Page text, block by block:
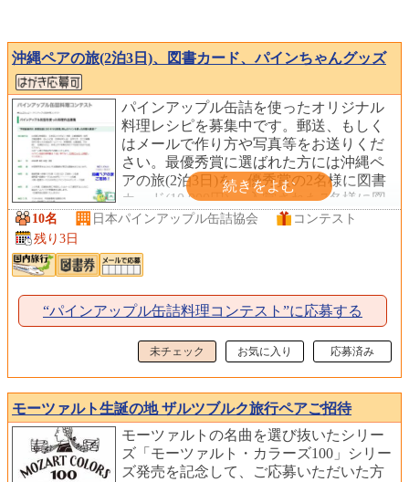
沖縄ペアの旅(2泊3日)、図書カード、パインちゃんグッズ
パインアップル缶詰を使ったオリジナル
料理レシピを募集中です。郵送、もしく
はメールで作り方や写真等をお送りくだ
さい。最優秀賞に選ばれた方には沖縄ペ
アの旅(2泊3日)を、優秀賞の2名様に図書
カード(10,000円) 、入賞された7名様に図
書カード(3,000円)とパインちゃんグッズ
10名 日本パインアップル缶詰協会
コンテスト
残り3日
“パインアップル缶詰料理コンテスト”に応募する
未チェック お気に入り 応募済み
モーツァルト生誕の地 ザルツブルク旅行ペアご招待
モーツァルトの名曲を選び抜いたシリー
ズ「モーツァルト・カラーズ100」シリー
ズ発売を記念して、ご応募いただいた方